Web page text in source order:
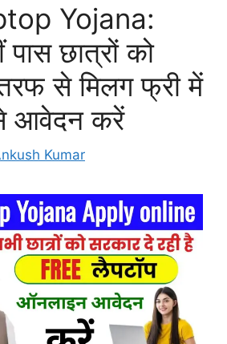
Yojana:
पास छात्रों को
से मिलग फ्री में
आवेदन करें
Kumar